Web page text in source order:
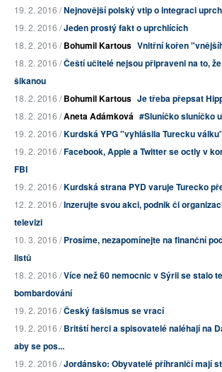
19. 2. 2016 /Nejnovější polský vtip o integraci
19. 2. 2016 /Jeden prostý fakt o uprchlících
18. 2. 2016 /Bohumil Kartous Vnitřní kořen
18. 2. 2016 /Čeští učitelé nejsou připraveni na to,
šikanou
18. 2. 2016 /Bohumil Kartous Je třeba přepsat
18. 2. 2016 /Aneta Adámková #Sluníčko sluníčko
19. 2. 2016 /Kurdská YPG "vyhlásila Turecku válku"
19. 2. 2016 /Facebook, Apple a Twitter se octly v
FBI
19. 2. 2016 /Kurdská strana PYD varuje Turecko
12. 2. 2016 /Inzerujte svou akci, podnik či
televizi
10. 3. 2016 /Prosíme, nezapomínejte na finanční
listů
18. 2. 2016 /Více než 60 nemocnic v Sýrii se stalo
bombardování
19. 2. 2016 /Český fašismus se vrací
19. 2. 2016 /Britští herci a spisovatelé naléhají na
aby se pos...
19. 2. 2016 /Jordánsko: Obyvatelé příhraničí mají